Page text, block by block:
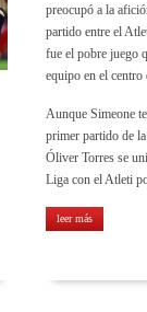
preocupó a la
partido entre el
fue el pobre juego
equipo en el centro
Aunque Simeone
primer partido de
Óliver Torres se
Liga con el Atleti
leer más